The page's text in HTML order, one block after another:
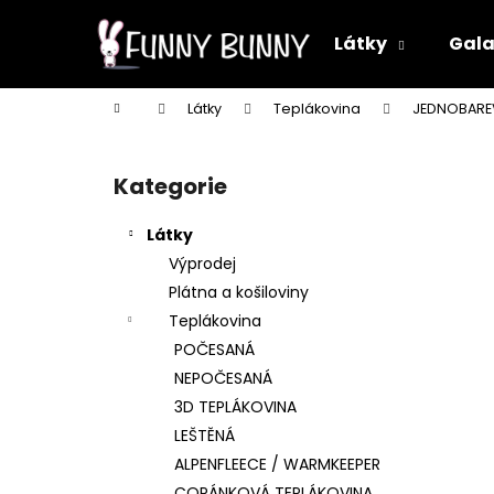
Látky
Domů Látky Teplákovina
Přeskočit
kategorie
Kategorie
Látky
Výprodej
Plátna a košiloviny
Teplákovina
POČESANÁ
NEPOČESANÁ
3D TEPLÁKOVINA
LEŠTĚNÁ
ALPENFLEECE / WARMKEEPER
í
Zpět
do
Zpět
do